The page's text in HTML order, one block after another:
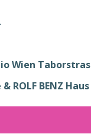
Wien
ROLF BENZ